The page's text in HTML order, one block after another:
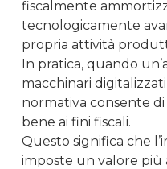
fiscalmente
tecnologicamente
propria attività
In pratica, quando
macchinari
normativa consente
bene ai fini fiscali.
Questo significa che
imposte un valore più